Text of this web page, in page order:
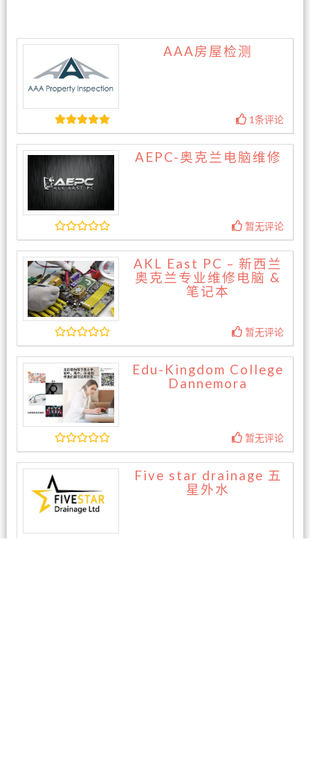
AAA房屋检测
1条评论
AEPC-奥克兰电脑维修
暂无评论
AKL East PC – 新西兰
奥克兰专业维修电脑 &
笔记本
暂无评论
Edu-Kingdom College
Dannemora
暂无评论
Five star drainage 五
星外水